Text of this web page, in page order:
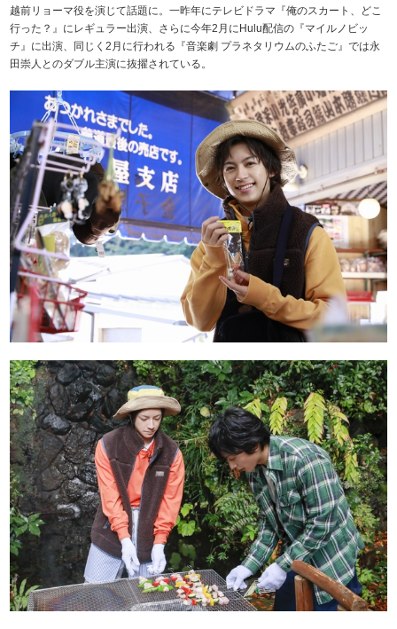
越前リョーマ役を演じて話題に。一昨年にテレビドラマ『俺のスカート、どこ
行った？』にレギュラー出演、さらに今年2月にHulu配信の『マイルノビッ
チ』に出演、同じく2月に行われる『音楽劇 プラネタリウムのふたご』では永
田崇人とのダブル主演に抜擢されている。